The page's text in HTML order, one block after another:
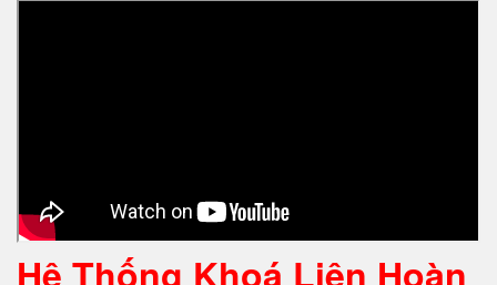
Hệ Thống Khoá Liên Hoàn